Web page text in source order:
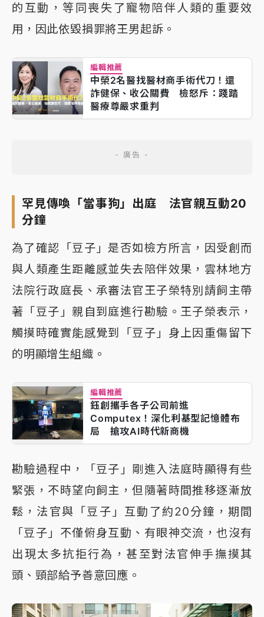
的互動，等同喪失了寵物陪伴人類的重要效
用，因此依毀損罪將王男起訴。
編輯推薦
中榮2名醫找醫材商手術代刀！還
詐健保、收公關費 檢怒斥：踐踏
醫療尊嚴求重判
罕見傳喚「當事狗」出庭 法官親互動20
分鐘
為了確認「豆子」是否如檢方所言，因受創而
與人類產生距離感並失去陪伴效果，雲林地方
法院行政庭長、承審法官王子榮特別請飼主帶
著「豆子」親自到庭進行勘驗。王子榮表示，
觸摸時確實能感覺到「豆子」身上因重傷留下
的明顯增生組織。
編輯推薦
鈺創攜手各子公司前進
Computex！深化利基型記憶體布
局 搶攻AI時代新商機
勘驗過程中，「豆子」剛進入法庭時顯得有些
緊張，不時望向飼主，但隨著時間推移逐漸放
鬆，法官與「豆子」互動了約20分鐘，期間
「豆子」不僅俯身互動、有眼神交流，也沒有
出現太多抗拒行為，甚至對法官伸手撫摸其
頭、頸部給予善意回應。